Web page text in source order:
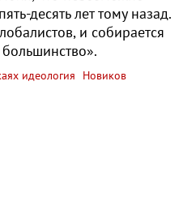
десять лет тому назад.
и собирается
идеология
Новиков